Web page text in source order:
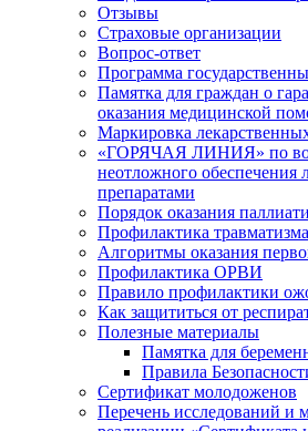
Отзывы
Страховые организации
Вопрос-ответ
Программа
Памятка для граждан о
оказания медицинской
Маркировка
«ГОРЯЧАЯ ЛИНИЯ» по
неотложного обеспечения
препаратами
Порядок оказания
Профилактика
Алгоритмы оказания
Профилактика ОРВИ
Правило профилактики
Как защититься от
Полезные материалы
Памятка для
Правила
Сертификат молодоженов
Перечень исследований и